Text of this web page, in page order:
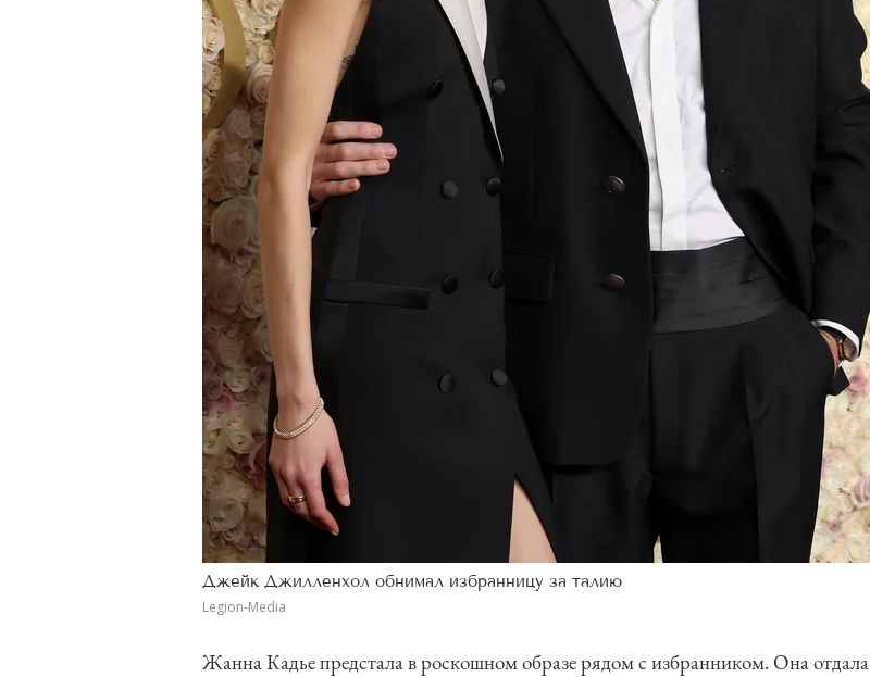
Джейк Джилленхол обнимал избранницу за талию
Legion-Media
Жанна Кадье предстала в роскошном образе рядом с избранником. Она отдала